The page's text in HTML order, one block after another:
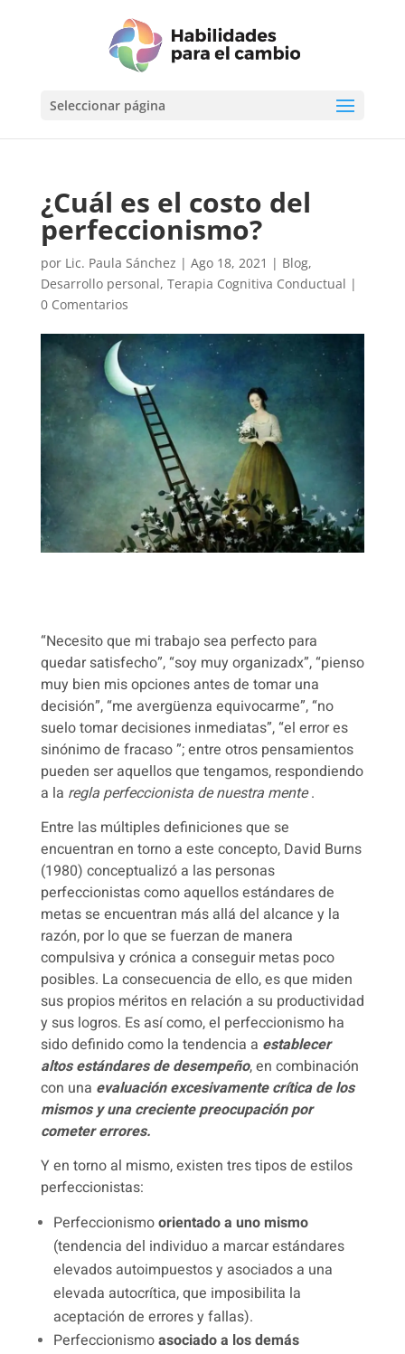
Seleccionar página
¿Cuál es el costo del
perfeccionismo?
por Lic. Paula Sánchez | Ago 18, 2021 | Blog,
Desarrollo personal, Terapia Cognitiva Conductual |
0 Comentarios
“Necesito que mi trabajo sea perfecto para
quedar satisfecho”, “soy muy organizadx”, “pienso
muy bien mis opciones antes de tomar una
decisión”, “me avergüenza equivocarme”, “no
suelo tomar decisiones inmediatas”, “el error es
sinónimo de fracaso ”; entre otros pensamientos
pueden ser aquellos que tengamos, respondiendo
a la regla perfeccionista de nuestra mente.
Entre las múltiples definiciones que se
encuentran en torno a este concepto, David Burns
(1980) conceptualizó a las personas
perfeccionistas como aquellos estándares de
metas se encuentran más allá del alcance y la
razón, por lo que se fuerzan de manera
compulsiva y crónica a conseguir metas poco
posibles. La consecuencia de ello, es que miden
sus propios méritos en relación a su productividad
y sus logros. Es así como, el perfeccionismo ha
sido definido como la tendencia a establecer
altos estándares de desempeño, en combinación
con una evaluación excesivamente crítica de los
mismos y una creciente preocupación por
cometer errores.
Y en torno al mismo, existen tres tipos de estilos
perfeccionistas:
Perfeccionismoorientado a uno mismo
(tendencia del individuo a marcar estándares
elevados autoimpuestos y asociados a una
elevada autocrítica, que imposibilita la
aceptación de errores y fallas).
Perfeccionismoasociado a los demás